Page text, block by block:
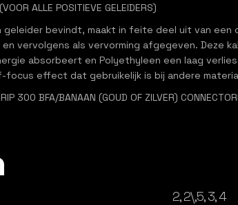
ALLE POSITIEVE GELEIDERS)
bevindt, maakt in feite deel uit van
vervolgens als vervorming afgegeven. Deze
absorbeert en Polyethyleen een laag
effect dat gebruikelijk is bij andere
300 BFA/BANAAN (GOUD OF ZILVER)
2, 2\,5, 3, 4